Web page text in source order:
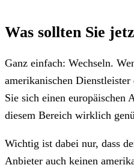
Was sollten Sie
Ganz einfach: Wechseln.
amerikanischen Dienstleister
Sie sich einen europäischen
diesem Bereich wirklich
Wichtig ist dabei nur, dass
Anbieter auch keinen